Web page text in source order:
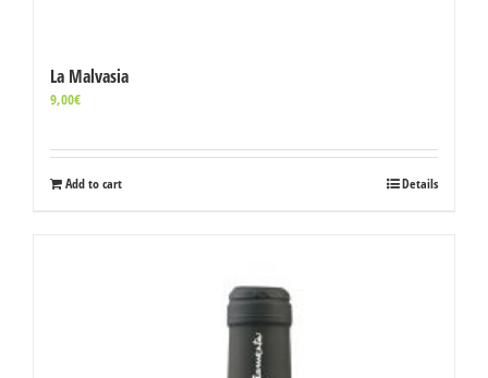
La Malvasia
9,00€
Add to cart Details